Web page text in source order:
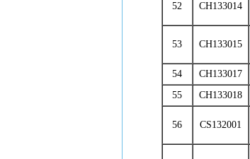
52 CH133014
53 CH133015
54 CH133017
55
CH133018
56 CS132001